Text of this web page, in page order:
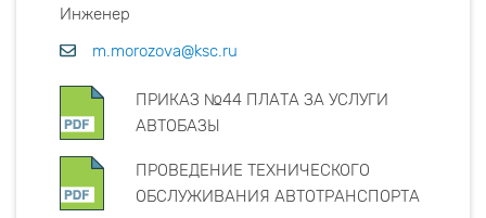
Инженер
m.morozova@ksc.ru
ПРИКАЗ №44 ПЛАТА ЗА УСЛУГИ
АВТОБАЗЫ
ПРОВЕДЕНИЕ ТЕХНИЧЕСКОГО
ОБСЛУЖИВАНИЯ АВТОТРАНСПОРТА